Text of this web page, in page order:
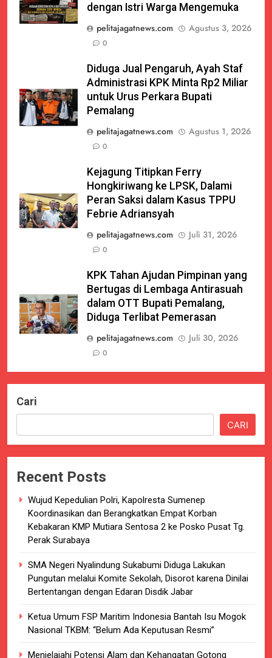
dengan Istri Warga Mengemuka
pelitajagatnews.com
Agustus 3, 2026
0
Diduga Jual Pengaruh, Ayah Staf
Administrasi KPK Minta Rp2 Miliar
untuk Urus Perkara Bupati
Pemalang
pelitajagatnews.com
Agustus 1, 2026
0
Kejagung Titipkan Ferry
Hongkiriwang ke LPSK, Dalami
Peran Saksi dalam Kasus TPPU
Febrie Adriansyah
pelitajagatnews.com
Juli 31, 2026
0
KPK Tahan Ajudan Pimpinan yang
Bertugas di Lembaga Antirasuah
dalam OTT Bupati Pemalang,
Diduga Terlibat Pemerasan
pelitajagatnews.com
Juli 30, 2026
0
Cari
CARI
Recent Posts
Wujud Kepedulian Polri, Kapolresta Sumenep
Koordinasikan dan Berangkatkan Empat Korban
Kebakaran KMP Mutiara Sentosa 2 ke Posko Pusat Tg.
Perak Surabaya
SMA Negeri Nyalindung Sukabumi Diduga Lakukan
Pungutan melalui Komite Sekolah, Disorot karena Dinilai
Bertentangan dengan Edaran Disdik Jabar
Ketua Umum FSP Maritim Indonesia Bantah Isu Mogok
Nasional TKBM: “Belum Ada Keputusan Resmi”
Menjelajahi Potensi Alam dan Kehangatan Gotong